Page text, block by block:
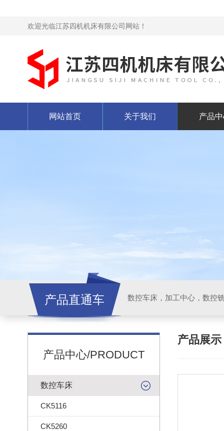
欢迎光临江苏四机机床有限公司网站！
网站首页 关于我们 产品
产品直通车
产品中心/PRODUCT
数控车床
CK5116
CK5260
产品展示